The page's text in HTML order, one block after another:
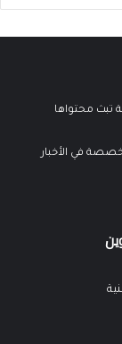
تبث محتواها
في الأخبار